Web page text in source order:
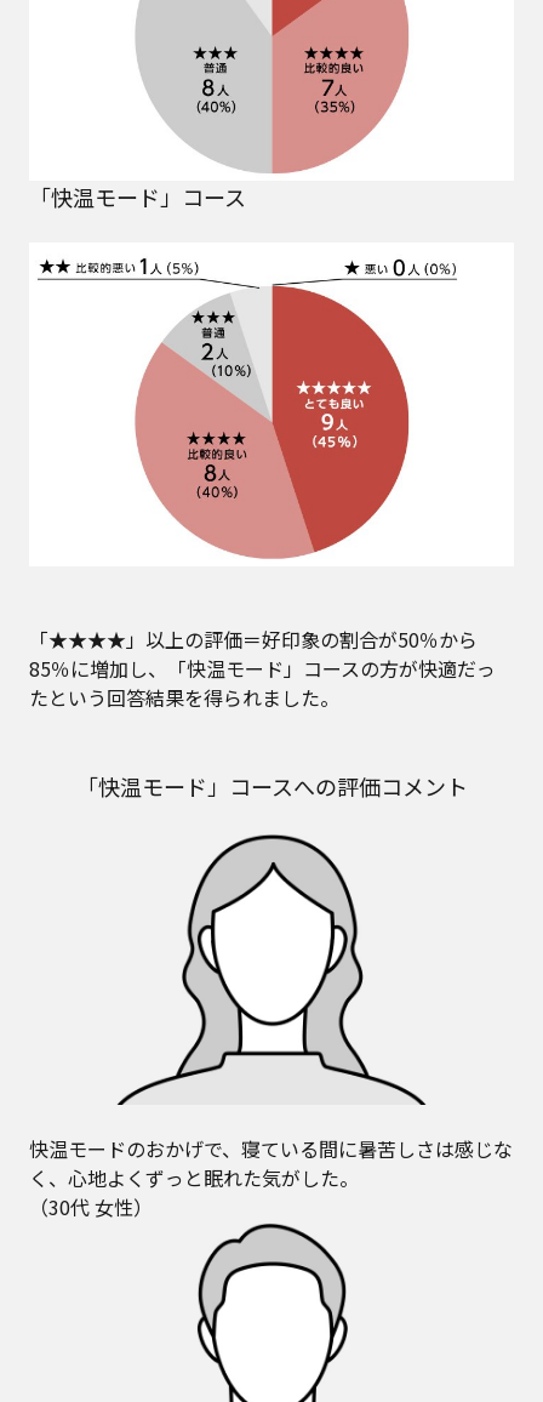
「快温モード」コース
「★★★★」以上の評価＝好印象の割合が50％から
85％に増加し、「快温モード」コースの方が快適だっ
たという回答結果を得られました。
「快温モード」コースへの評価コメント
快温モードのおかげで、寝ている間に暑苦しさは感じな
く、心地よくずっと眠れた気がした。
（30代 女性）